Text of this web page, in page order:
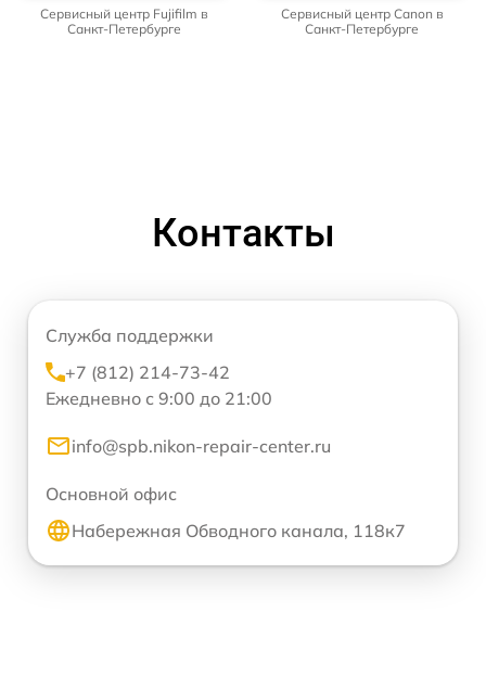
Сервисный центр Fujifilm в
Санкт-Петербурге
Сервисный центр Canon в
Санкт-Петербурге
Контакты
Служба поддержки
+7 (812) 214-73-42
Ежедневно с 9:00 до 21:00
info@spb.nikon-repair-center.ru
Основной офис
Набережная Обводного канала, 118к7